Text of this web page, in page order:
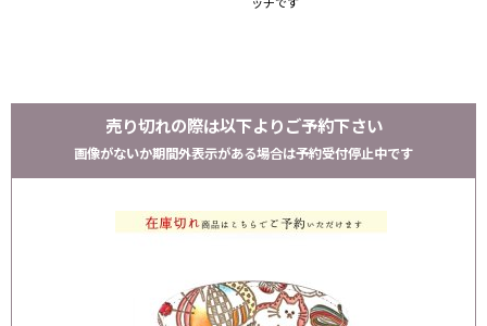
ッチです
売り切れの際は以下よりご予約下さい
画像がないか期間外表示がある場合は予約受付停止中です